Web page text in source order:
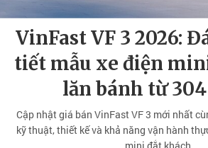
VinFast VF 3 2026:
tiết mẫu xe điện
lăn bánh từ
Cập nhật giá bán VinFast VF 3 mới nhất
kỹ thuật, thiết kế và khả năng vận hành
mini đắt khách.